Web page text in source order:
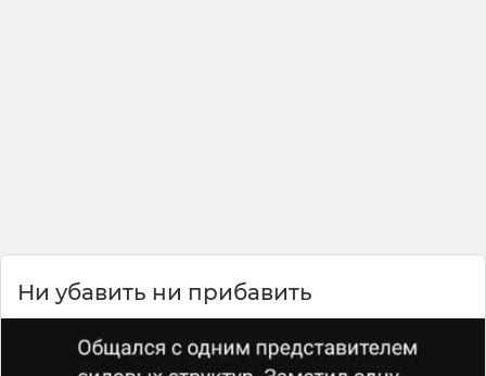
Ни убавить ни прибавить